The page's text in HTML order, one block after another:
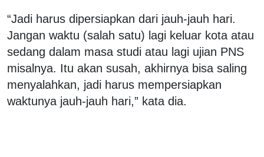
“Jadi harus dipersiapkan dari jauh-jauh hari.
Jangan waktu (salah satu) lagi keluar kota atau
sedang dalam masa studi atau lagi ujian PNS
misalnya. Itu akan susah, akhirnya bisa saling
menyalahkan, jadi harus mempersiapkan
waktunya jauh-jauh hari,” kata dia.